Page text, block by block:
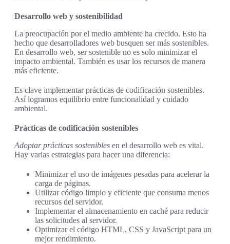
Desarrollo web y sostenibilidad
La preocupación por el medio ambiente ha crecido. Esto ha
hecho que desarrolladores web busquen ser más sostenibles.
En desarrollo web, ser sostenible no es solo minimizar el
impacto ambiental. También es usar los recursos de manera
más eficiente.
Es clave implementar prácticas de codificación sostenibles.
Así logramos equilibrio entre funcionalidad y cuidado
ambiental.
Prácticas de codificación sostenibles
Adoptar prácticas sostenibles en el desarrollo web es vital.
Hay varias estrategias para hacer una diferencia:
Minimizar el uso de imágenes pesadas para acelerar la
carga de páginas.
Utilizar código limpio y eficiente que consuma menos
recursos del servidor.
Implementar el almacenamiento en caché para reducir
las solicitudes al servidor.
Optimizar el código HTML, CSS y JavaScript para un
mejor rendimiento.